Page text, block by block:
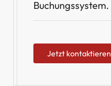
Buchungssystem.
Jetzt kontaktieren